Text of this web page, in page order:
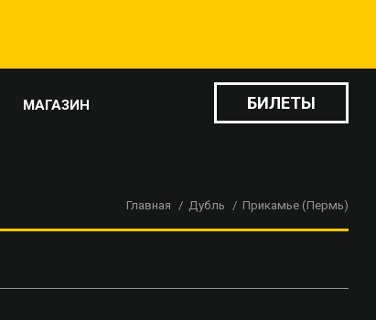
МАГАЗИН БИЛЕТЫ
Главная Дубль Прикамье (Пермь)